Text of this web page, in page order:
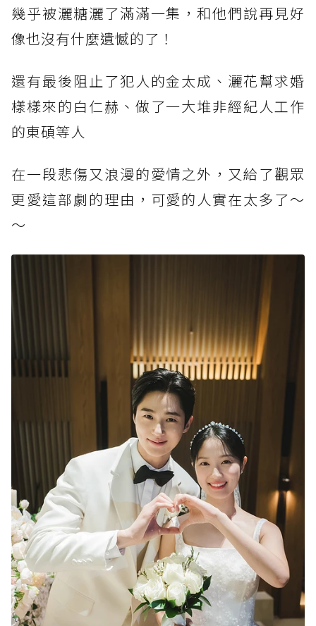
幾乎被灑糖灑了滿滿一集，和他們說再見好
像也沒有什麼遺憾的了！
還有最後阻止了犯人的金太成、灑花幫求婚
樣樣來的白仁赫、做了一大堆非經紀人工作
的東碩等人
在一段悲傷又浪漫的愛情之外，又給了觀眾
更愛這部劇的理由，可愛的人實在太多了～
～